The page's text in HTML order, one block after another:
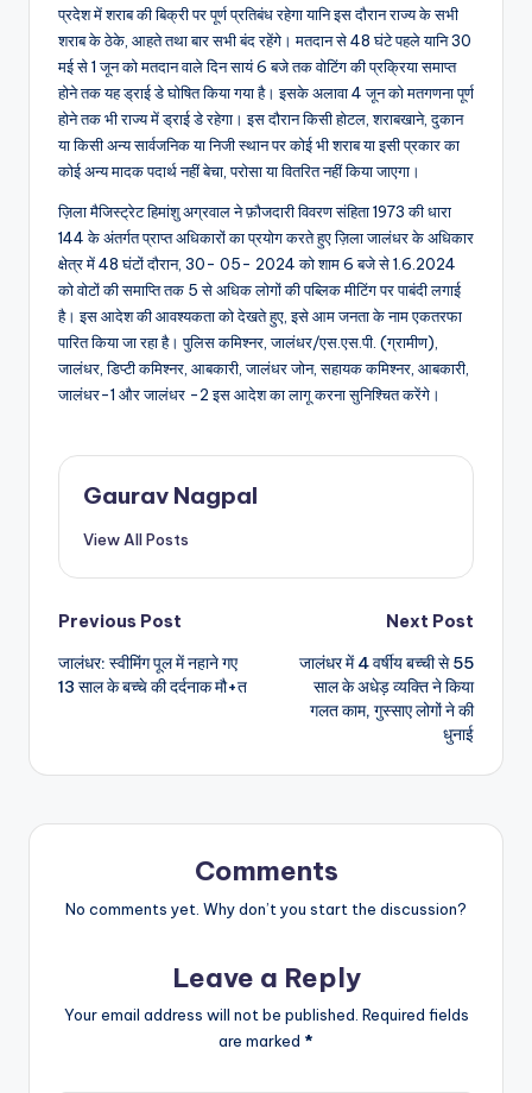
प्रदेश में शराब की बिक्री पर पूर्ण प्रतिबंध रहेगा यानि इस दौरान राज्य के सभी
शराब के ठेके, आहते तथा बार सभी बंद रहेंगे। मतदान से 48 घंटे पहले यानि 30
मई से 1 जून को मतदान वाले दिन सायं 6 बजे तक वोटिंग की प्रक्रिया समाप्त
होने तक यह ड्राई डे घोषित किया गया है। इसके अलावा 4 जून को मतगणना पूर्ण
होने तक भी राज्य में ड्राई डे रहेगा। इस दौरान किसी होटल, शराबखाने, दुकान
या किसी अन्य सार्वजनिक या निजी स्थान पर कोई भी शराब या इसी प्रकार का
कोई अन्य मादक पदार्थ नहीं बेचा, परोसा या वितरित नहीं किया जाएगा।
ज़िला मैजिस्ट्रेट हिमांशु अग्रवाल ने फ़ौजदारी विवरण संहिता 1973 की धारा
144 के अंतर्गत प्राप्त अधिकारों का प्रयोग करते हुए ज़िला जालंधर के अधिकार
क्षेत्र में 48 घंटों दौरान, 30- 05- 2024 को शाम 6 बजे से 1.6.2024
को वोटों की समाप्ति तक 5 से अधिक लोगों की पब्लिक मीटिंग पर पाबंदी लगाई
है। इस आदेश की आवश्यकता को देखते हुए, इसे आम जनता के नाम एकतरफा
पारित किया जा रहा है। पुलिस कमिश्नर, जालंधर/एस.एस.पी. (ग्रामीण),
जालंधर, डिप्टी कमिश्नर, आबकारी, जालंधर जोन, सहायक कमिश्नर, आबकारी,
जालंधर-1 और जालंधर -2 इस आदेश का लागू करना सुनिश्चित करेंगे।
Gaurav Nagpal
View All Posts
Post
navigation
Previous Post
जालंधर: स्वीमिंग पूल में नहाने गए
13 साल के बच्चे की दर्दनाक मौ+त
Next Post
जालंधर में 4 वर्षीय बच्ची से 55
साल के अधेड़ व्यक्ति ने किया
गलत काम, गुस्साए लोगों ने की
धुनाई
Comments
No comments yet. Why don’t you start the discussion?
Leave a Reply
Your email address will not be published. Required fields
are marked *